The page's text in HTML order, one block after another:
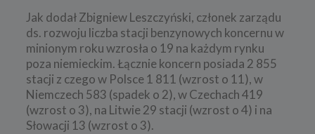
Jak dodał Zbigniew Leszczyński, członek zarządu
ds. rozwoju liczba stacji benzynowych koncernu w
minionym roku wzrosła o 19 na każdym rynku
poza niemieckim. Łącznie koncern posiada 2 855
stacji z czego w Polsce 1 811 (wzrost o 11), w
Niemczech 583 (spadek o 2), w Czechach 419
(wzrost o 3), na Litwie 29 stacji (wzrost o 4) i na
Słowacji 13 (wzrost o 3).